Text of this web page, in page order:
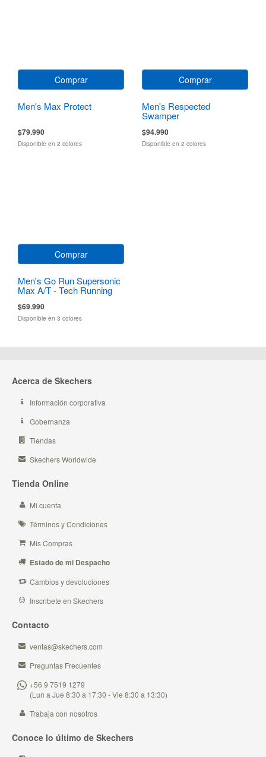
Comprar
Men's Max Protect
$79.990
Disponible en 2 colores
Comprar
Men's Respected
Swamper
$94.990
Disponible en 2 colores
Comprar
Men's Go Run Supersonic
Max A/T - Tech Running
$69.990
Disponible en 3 colores
Acerca de Skechers
Información corporativa
Gobernanza
Tiendas
Skechers Worldwide
Tienda Online
Mi cuenta
Términos y Condiciones
Mis Compras
Estado de mi Despacho
Cambios y devoluciones
Inscribete en Skechers
Contacto
ventas@skechers.com
Preguntas Frecuentes
+56 9 7519 1279
(Lun a Jue 8:30 a 17:30 - Vie 8:30 a 13:30)
Trabaja con nosotros
Conoce lo último de Skechers